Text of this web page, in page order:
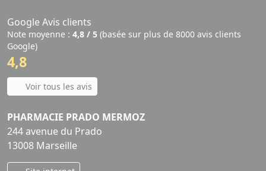
Google Avis clients
Note moyenne : 4,8 / 5 (basée sur plus de 8000 avis clients
Google)
4,8
Voir tous les avis
PHARMACIE PRADO MERMOZ
244 avenue du Prado
13008 Marseille